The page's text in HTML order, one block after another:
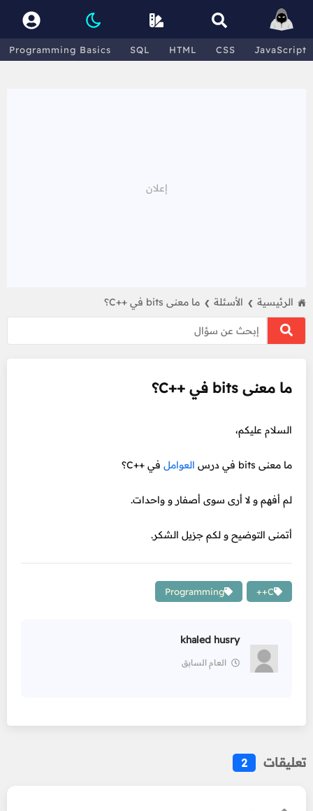
Programming Basics SQL HTML CSS JavaScript
الرئيسية ❯ الأسئلة ❯ ما معنى bits في ++C؟
ما معنى bits في ++C؟
السلام عليكم،
ما معنى bits في درس العوامل في ++C؟
لم أفهم و لا أرى سوى أصفار و واحدات.
أتمنى التوضيح و لكم جزيل الشكر.
C++
Programming
khaled husry
العام السابق
تعليقات 2